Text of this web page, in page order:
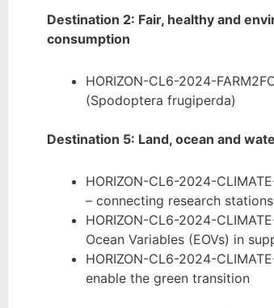
Destination 2: Fair, healthy and
consumption
HORIZON-CL6-2024-
(Spodoptera frugiperda)
Destination 5: Land, ocean and
HORIZON-CL6-2024-
– connecting research stations
HORIZON-CL6-2024-
Ocean Variables (EOVs) in
HORIZON-CL6-2024-
enable the green transition